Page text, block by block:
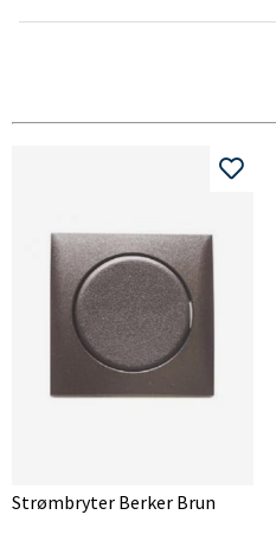
Strømbryter Berker Brun